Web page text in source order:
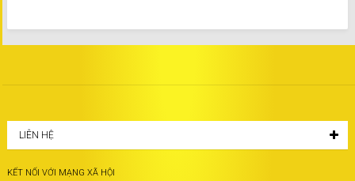
LIÊN HỆ
KẾT NỐI VỚI MẠNG XÃ HỘI